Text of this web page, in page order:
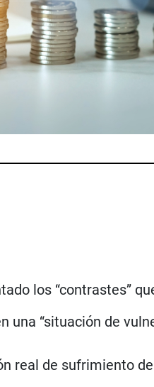
los “contrastes”
una “situación de
real de sufrimiento